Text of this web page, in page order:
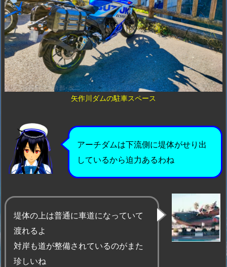
矢作川ダムの駐車スペース
アーチダムは下流側に堤体がせり出
しているから迫力あるわね
堤体の上は普通に車道になっていて
渡れるよ
対岸も道が整備されているのがまた
珍しいね